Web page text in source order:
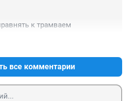
к трамваем
все комментарии